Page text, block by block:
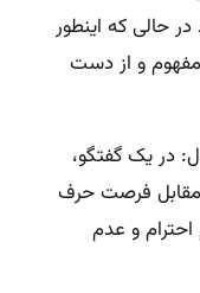
حالی که اینطور
و از دست
در یک گفتگو،
فرصت حرف
و عدم